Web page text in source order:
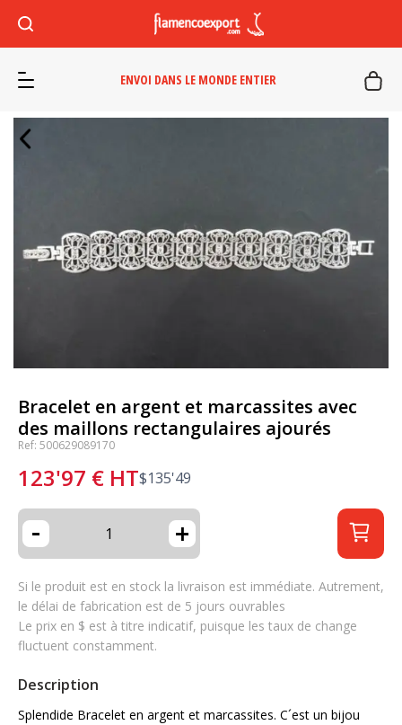
ENVOI DANS LE MONDE ENTIER
Bracelet en argent et marcassites avec
des maillons rectangulaires ajourés
Ref: 500629089170
123'97 € HT$135'49
- +
Si le produit est en stock la livraison est immédiate. Autrement,
le délai de fabrication est de 5 jours ouvrables
Le prix en $ est à titre indicatif, puisque les taux de change
fluctuent constamment.
Description
Splendide Bracelet en argent et marcassites. C´est un bijou